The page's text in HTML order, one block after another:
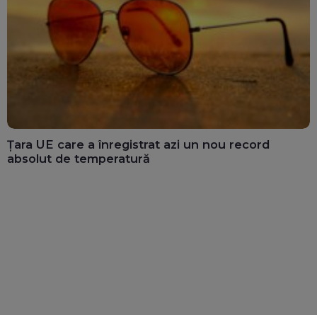
Țara UE care a înregistrat azi un nou record
absolut de temperatură